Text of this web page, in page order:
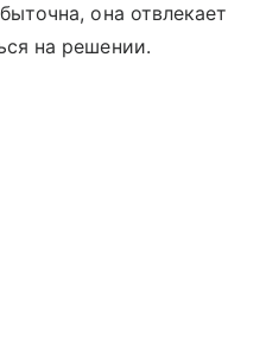
она отвлекает
на решении.